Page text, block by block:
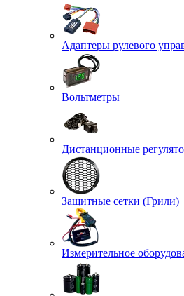
Адаптеры рулевого
Вольтметры
Дистанционные
Защитные сетки (Грили)
Измерительное